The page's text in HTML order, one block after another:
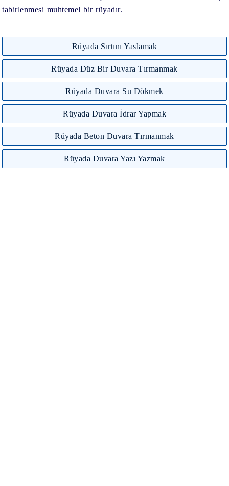
tabirlenmesi muhtemel bir rüyadır.
Rüyada Sırtını Yaslamak
Rüyada Düz Bir Duvara Tırmanmak
Rüyada Duvara Su Dökmek
Rüyada Duvara İdrar Yapmak
Rüyada Beton Duvara Tırmanmak
Rüyada Duvara Yazı Yazmak